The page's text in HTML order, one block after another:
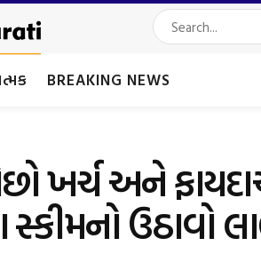
BREAKING NEWS
ખર્ચ અને
ઉઠાવો